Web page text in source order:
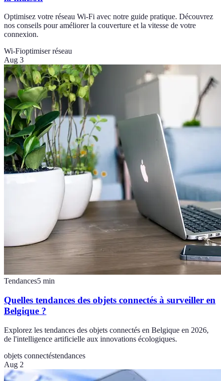
Optimisez votre réseau Wi-Fi avec notre guide pratique. Découvrez
nos conseils pour améliorer la couverture et la vitesse de votre
connexion.
Wi-Fioptimiser réseau
Aug 3
Tendances5 min
Quelles tendances des objets connectés à surveiller en
Belgique ?
Explorez les tendances des objets connectés en Belgique en 2026,
de l'intelligence artificielle aux innovations écologiques.
objets connectéstendances
Aug 2